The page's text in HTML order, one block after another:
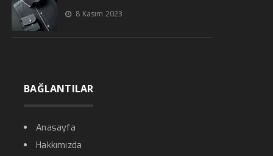
8 Kasım 2023
BAĞLANTILAR
Anasayfa
Hakkımızda